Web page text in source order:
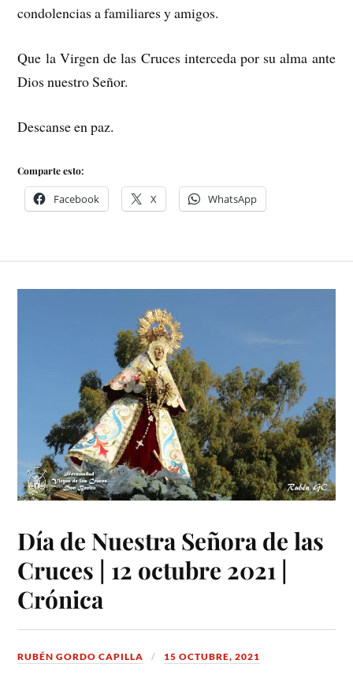
condolencias a familiares y amigos.
Que la Virgen de las Cruces interceda por su alma ante
Dios nuestro Señor.
Descanse en paz.
Comparte esto:
Facebook X WhatsApp
Día de Nuestra Señora de las
Cruces | 12 octubre 2021 |
Crónica
RUBÉN GORDO CAPILLA 15 OCTUBRE, 2021